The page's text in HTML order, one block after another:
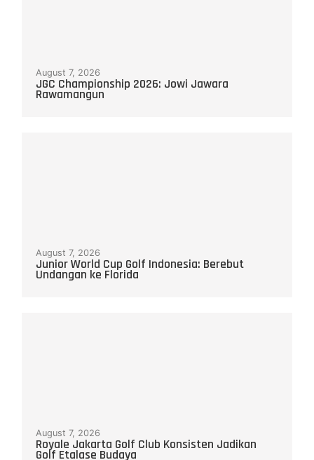
August 7, 2026
JGC Championship 2026: Jowi Jawara
Rawamangun
August 7, 2026
Junior World Cup Golf Indonesia: Berebut
Undangan ke Florida
August 7, 2026
Royale Jakarta Golf Club Konsisten Jadikan
Golf Etalase Budaya